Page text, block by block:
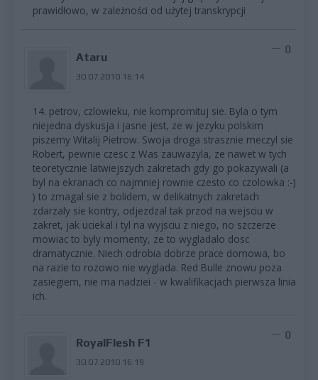
prawidłowo, w zależności od użytej transkrypcji
Ataru
30.07.2010 16:14
0
14. petrov, czlowieku, nie kompromituj sie. Byla o tym
niejedna dyskusja i jasne jest, ze w jezyku polskim
piszemy Witalij Pietrow. Swoja droga strasznie meczyl sie
Robert, pewnie czesc z Was zauwazyla, ze nawet w tych
teoretycznie latwiejszych zakretach gdy go pokazywali (a
byl na ekranach co najmniej rownie czesto co czolowka :-)
) to zmagal sie z bolidem, w delikatnych zakretach
zdarzaly sie kontry, odjezdzal tak przod na wejsciu w
zakret, jak uciekal i tyl na wyjsciu z niego, no szczerze
mowiac to byly momenty, ze to wygladalo dosc
dramatycznie. Niech odrobia dobrze prace domowa, bo
na razie to rozowo nie wyglada. Red Bulle znowu poza
zasiegiem, nie ma nadziei - w kwalifikacjach pierwsza linia
ich.
RoyalFlesh F1
30.07.2010 16:19
0